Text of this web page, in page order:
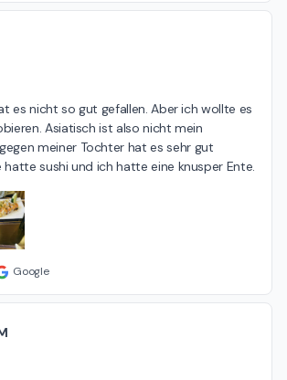
es nicht so gut gefallen. Aber ich wollte es
Asiatisch ist also nicht mein
meiner Tochter hat es sehr gut
hatte sushi und ich hatte eine knusper Ente.
Google